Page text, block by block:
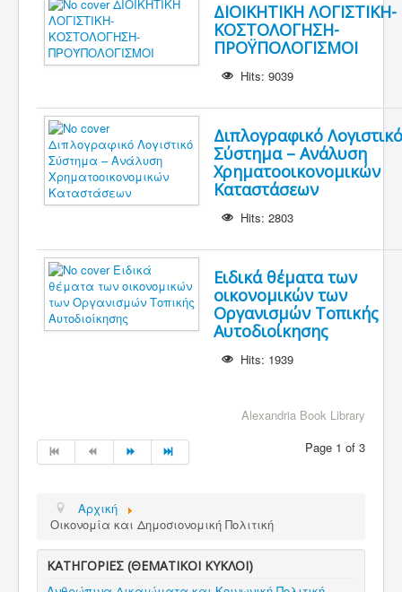
ΔΙΟΙΚΗΤΙΚΗ ΛΟΓΙΣΤΙΚΗ-
ΚΟΣΤΟΛΟΓΗΣΗ-
ΠΡΟΫΠΟΛΟΓΙΣΜΟΙ
Hits: 9039
Διπλογραφικό Λογιστικό
Σύστημα – Ανάλυση
Χρηματοοικονομικών
Καταστάσεων
Hits: 2803
Ειδικά θέματα των
οικονομικών των
Οργανισμών Τοπικής
Αυτοδιοίκησης
Hits: 1939
Alexandria Book Library
Page 1 of 3
Αρχική
Οικονομία και Δημοσιονομική Πολιτική
ΚΑΤΗΓΟΡΙΕΣ (ΘΕΜΑΤΙΚΟΙ ΚΥΚΛΟΙ)